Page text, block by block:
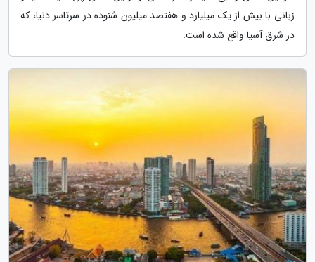
زبانی با بیش از یک میلیارد و هفتصد میلیون شنوده در سرتاسر دنیا، که
در شرق آسیا واقع شده است.